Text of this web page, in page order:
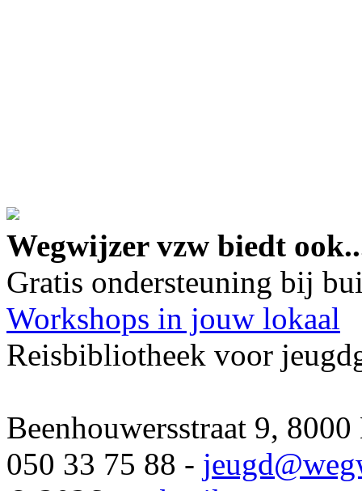
Wegwijzer vzw biedt
Gratis ondersteuning bij
Workshops in jouw lokaal
Reisbibliotheek voor
Beenhouwersstraat 9,
050 33 75 88 - jeugd